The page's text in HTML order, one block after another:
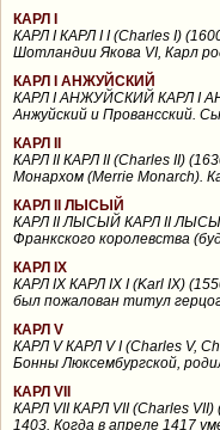
КАРЛ I
КАРЛ I КАРЛ I I (Charles I)
Шотландии Якова VI, Карл
КАРЛ I АНЖУЙСКИЙ
КАРЛ I АНЖУЙСКИЙ КАРЛ I
Анжуйский и Провансский.
КАРЛ II
КАРЛ II КАРЛ II (Charles II)
Монархом (Merrie Monarch).
КАРЛ II ЛЫСЫЙ
КАРЛ II ЛЫСЫЙ КАРЛ II ЛЫСЫЙ
Франкского королевства
КАРЛ IX
КАРЛ IX КАРЛ IX I (Karl IX)
был пожалован титул
КАРЛ V
КАРЛ V КАРЛ V I (Charles V,
Бонны Люксембургской,
КАРЛ VII
КАРЛ VII КАРЛ VII (Charles
1403. Когда в апреле 1417